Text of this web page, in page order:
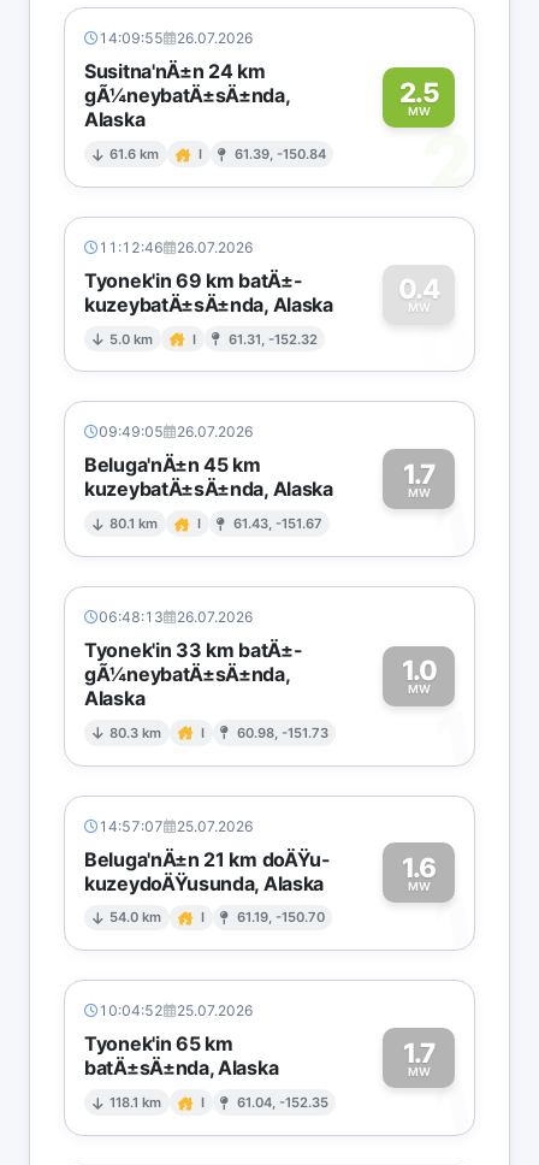
14:09:55 26.07.2026
Susitna'nÄ±n 24 km
gÃ¼neybatÄ±sÄ±nda,
Alaska
61.6 km I 61.39, -150.84
2.5
MW
2
11:12:46 26.07.2026
Tyonek'in 69 km batÄ±-
kuzeybatÄ±sÄ±nda, Alaska
5.0 km I 61.31, -152.32
0.4
MW
0
09:49:05 26.07.2026
Beluga'nÄ±n 45 km
kuzeybatÄ±sÄ±nda, Alaska
80.1 km I 61.43, -151.67
1.7
MW1
06:48:13 26.07.2026
Tyonek'in 33 km batÄ±-
gÃ¼neybatÄ±sÄ±nda,
Alaska
80.3 km I 60.98, -151.73
1.0
MW
1
14:57:07 25.07.2026
Beluga'nÄ±n 21 km doÄŸu-
kuzeydoÄŸusunda, Alaska
54.0 km I 61.19, -150.70
1.6
MW1
10:04:52 25.07.2026
Tyonek'in 65 km
batÄ±sÄ±nda, Alaska
118.1 km I 61.04, -152.35
1.7
MW1